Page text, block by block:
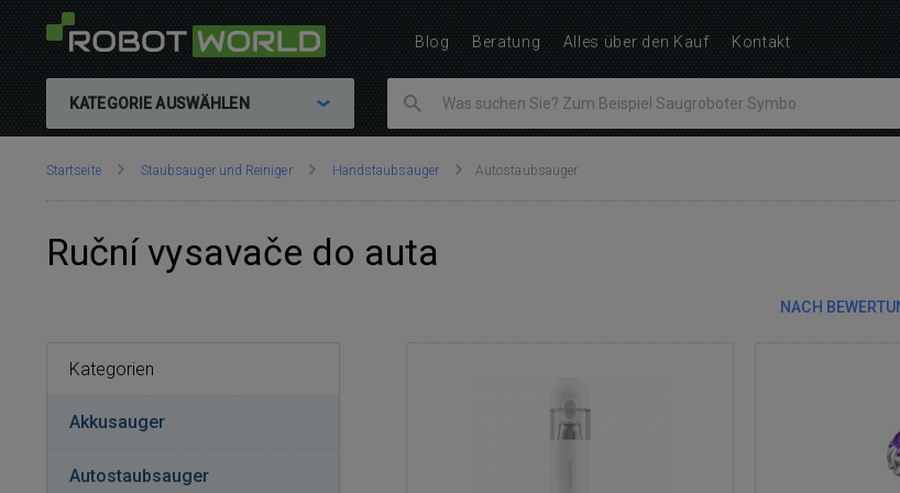
KATEGORIE AUSWÄHLEN
Sie
Startseite Staubsauger und Reiniger Handstaubsauger Autostaubsauger
Ruční vysavače do auta
NACH
Kategorien
Akkusauger
Autostaubsauger
Blog Beratung Alles über den Kauf Kontakt